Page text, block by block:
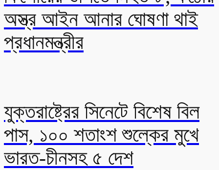
অস্ত্র আইন আনার ঘোষণা থাই
প্রধানমন্ত্রীর
যুক্তরাষ্ট্রের সিনেটে বিশেষ বিল
পাস, ১০০ শতাংশ শুল্কের মুখে
ভারত-চীনসহ ৫ দেশ